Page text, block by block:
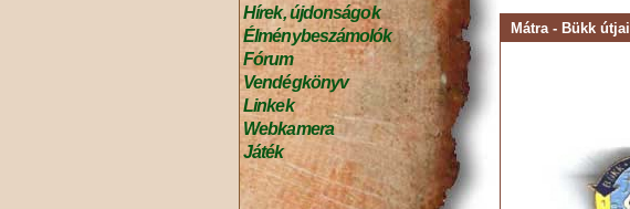
Hírek, újdonságok
Élménybeszámolók
Fórum
Vendégkönyv
Linkek
Webkamera
Játék
Mátra - Bükk